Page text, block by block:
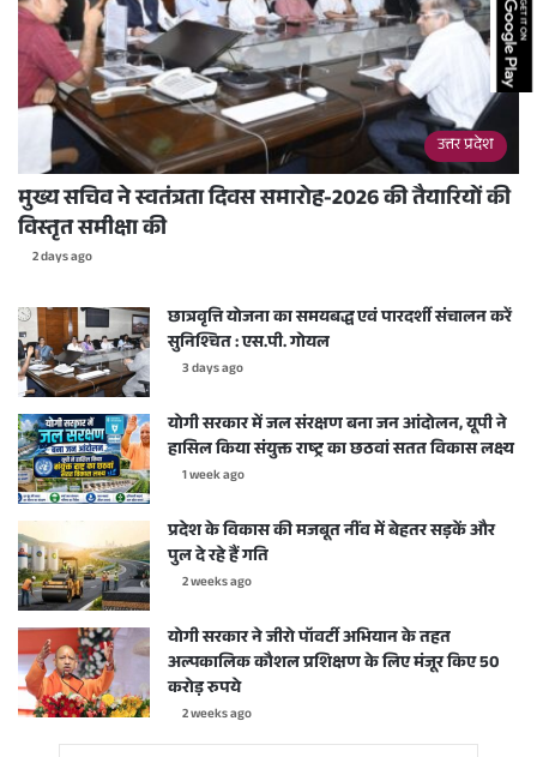
उत्तर प्रदेश
मुख्य सचिव ने स्वतंत्रता दिवस समारोह-2026 की तैयारियों की
विस्तृत समीक्षा की
2 days ago
छात्रवृत्ति योजना का समयबद्ध एवं पारदर्शी संचालन करें
सुनिश्चित : एस.पी. गोयल
3 days ago
योगी सरकार में जल संरक्षण बना जन आंदोलन, यूपी ने
हासिल किया संयुक्त राष्ट्र का छठवां सतत विकास लक्ष्य
1 week ago
प्रदेश के विकास की मजबूत नींव में बेहतर सड़कें और
पुल दे रहे हैं गति
2 weeks ago
योगी सरकार ने जीरो पॉवर्टी अभियान के तहत
अल्पकालिक कौशल प्रशिक्षण के लिए मंजूर किए 50
करोड़ रुपये
2 weeks ago